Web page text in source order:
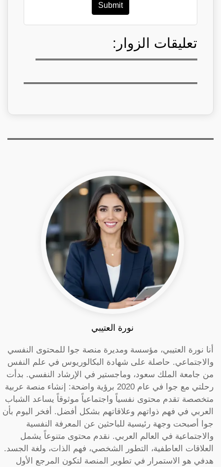
Submit
تعليقات الزوار:
نورة العتيبي
أنا نورة العتيبي، مؤسسة ومديرة منصة جوا للمحتوى النفسي
والاجتماعي. حاصلة على شهادة البكالوريوس في علم النفس
من جامعة الملك سعود، وماجستير في الإرشاد النفسي. بدأت
رحلتي مع جوا في عام 2020 برؤية واضحة: إنشاء منصة عربية
متخصصة تقدم محتوى نفسياً واجتماعياً موثوقاً يساعد الشباب
العربي في فهم ذواتهم وعلاقاتهم بشكل أفضل. أفخر اليوم بأن
جوا أصبحت وجهة رئيسية للباحثين عن المعرفة النفسية
والاجتماعية في العالم العربي. نقدم محتوى متنوعاً يشمل
العلاقات العاطفية، التطور الشخصي، فهم الذات، ولغة الجسد.
هدفي هو الاستمرار في تطوير المنصة لتكون المرجع الأول